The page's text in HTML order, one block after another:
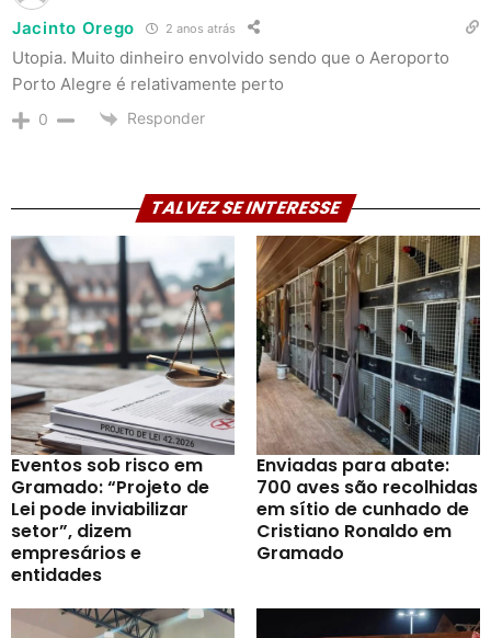
Jacinto Orego 2 anos atrás
Utopia. Muito dinheiro envolvido sendo que o Aeroporto
Porto Alegre é relativamente perto
0 Responder
TALVEZ SE INTERESSE
Eventos sob risco em
Gramado: “Projeto de
Lei pode inviabilizar
setor”, dizem
empresários e
entidades
Enviadas para abate:
700 aves são recolhidas
em sítio de cunhado de
Cristiano Ronaldo em
Gramado